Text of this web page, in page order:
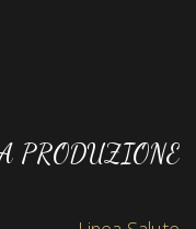
PRODUZIONE